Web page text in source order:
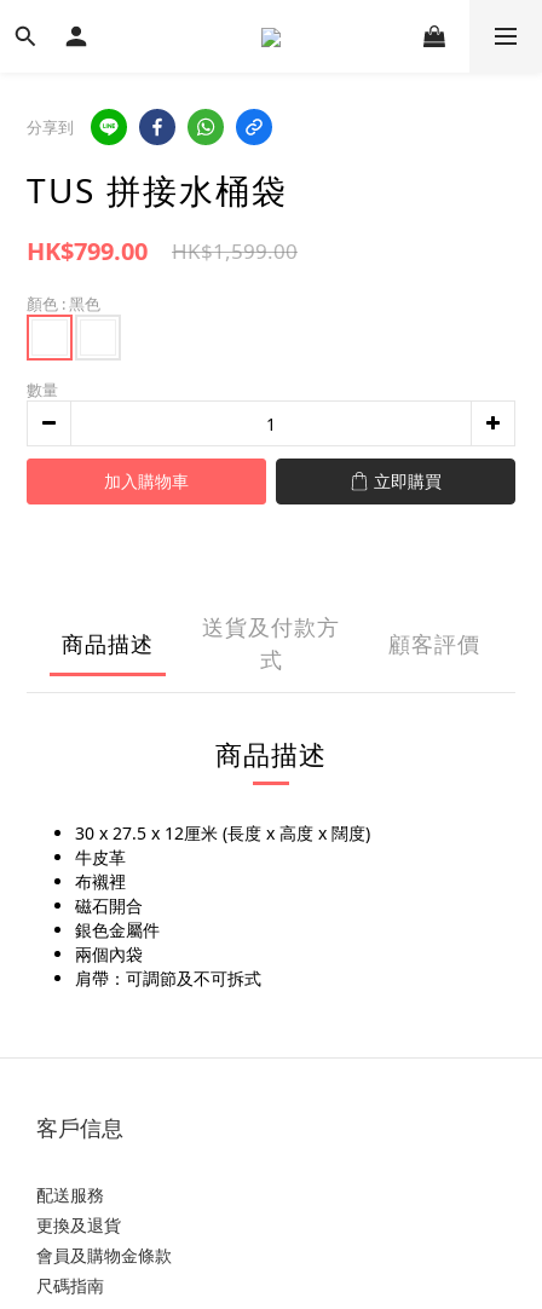
分享到
TUS 拼接水桶袋
HK$799.00 HK$1,599.00
顏色 : 黑色
數量
加入購物車 立即購買
商品描述
送貨及付款方
式
顧客評價
商品描述
30 x 27.5 x 12厘米 (長度 x 高度 x 闊度)
牛皮革
布襯裡
磁石開合
銀色金屬件
兩個內袋
肩帶：可調節及不可拆式
客戶信息
配送服務
更換及退貨
會員及購物金條款
尺碼指南